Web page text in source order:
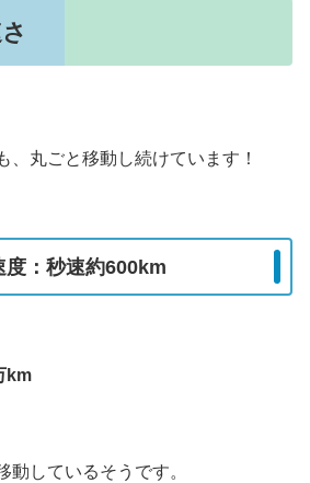
、丸ごと移動し続けています！
度：秒速約600km
km
動しているそうです。